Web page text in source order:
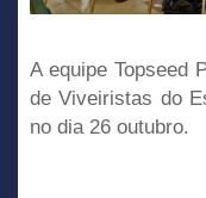
A equipe Topseed
de Viveiristas do
no dia 26 outubro.